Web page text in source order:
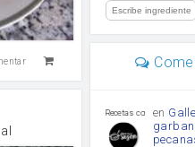
Recetas con sazon
en